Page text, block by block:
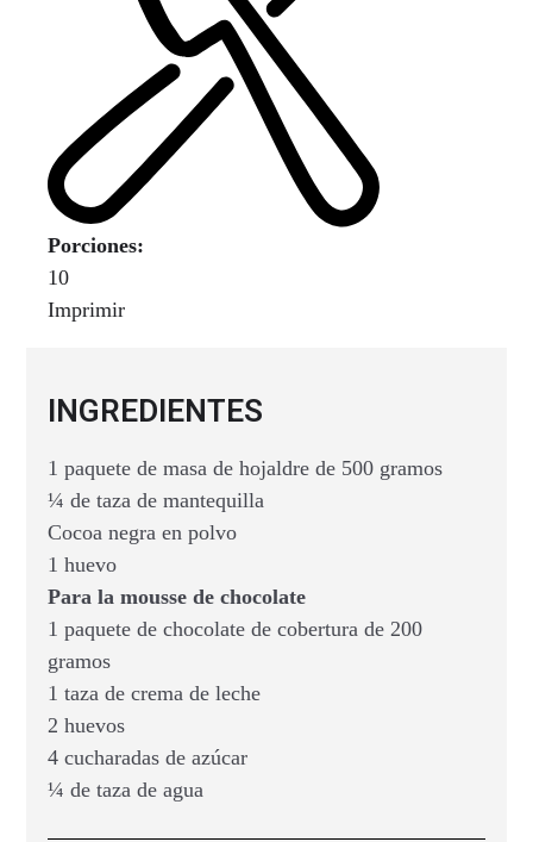
Porciones:
10
Imprimir
INGREDIENTES
1 paquete de masa de hojaldre de 500 gramos
¼ de taza de mantequilla
Cocoa negra en polvo
1 huevo
Para la mousse de chocolate
1 paquete de chocolate de cobertura de 200
gramos
1 taza de crema de leche
2 huevos
4 cucharadas de azúcar
¼ de taza de agua